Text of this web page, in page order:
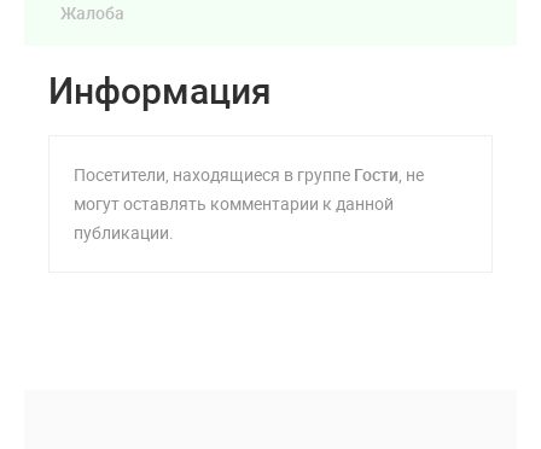
Жалоба
Информация
Посетители, находящиеся в группе Гости, не
могут оставлять комментарии к данной
публикации.